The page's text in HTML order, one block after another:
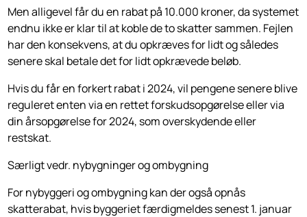
Men alligevel får du en rabat på 10.000 kroner, da systemet
endnu ikke er klar til at koble de to skatter sammen. Fejlen
har den konsekvens, at du opkræves for lidt og således
senere skal betale det for lidt opkrævede beløb.
Hvis du får en forkert rabat i 2024, vil pengene senere blive
reguleret enten via en rettet forskudsopgørelse eller via
din årsopgørelse for 2024, som overskydende eller
restskat.
Særligt vedr. nybygninger og ombygning
For nybyggeri og ombygning kan der også opnås
skatterabat, hvis byggeriet færdigmeldes senest 1. januar